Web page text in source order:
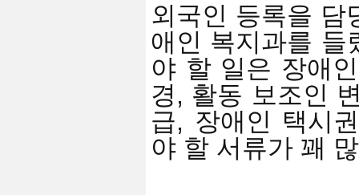
외국인 등록을 담
애인 복지과를 들
야 할 일은 장애
경, 활동 보조인
급, 장애인 택시
야 할 서류가 꽤